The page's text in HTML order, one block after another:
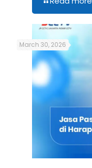
March 30, 2026